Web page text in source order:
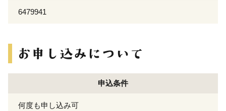
6479941
申込条件
何度も申し込み可